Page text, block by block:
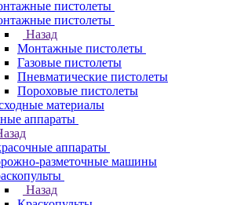
пистолеты
пистолеты
Назад
Монтажные пистолеты
Газовые пистолеты
Пневматические пистолеты
Пороховые пистолеты
материалы
аппараты
аппараты
разметочные машины
Назад